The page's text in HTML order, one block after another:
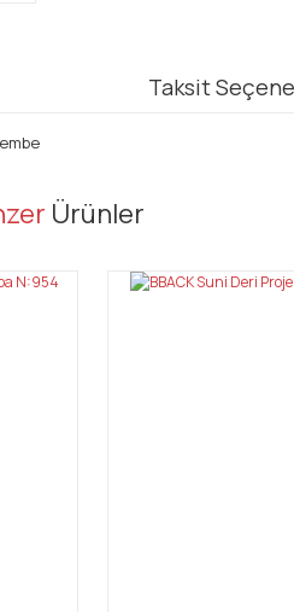
Taksit
noktaları öneri formunu kullanarak
Ürünler